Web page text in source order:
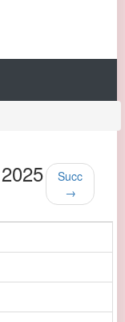
Succ
→